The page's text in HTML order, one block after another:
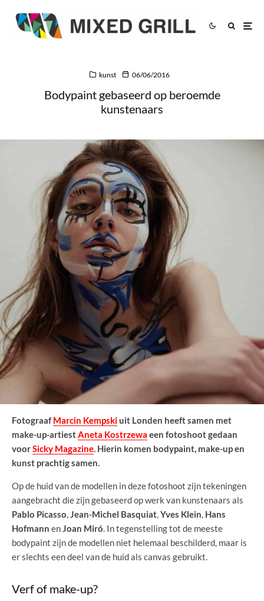
kunst 06/06/2016
Bodypaint gebaseerd op beroemde
kunstenaars
FotograafMarcin Kempskiuit Londen heeft samen met
make-up-artiestAneta Kostrzewa een fotoshoot gedaan
voorSicky Magazine. Hierin komen bodypaint, make-up en
kunst prachtig samen.
Op de huid van de modellen in deze fotoshoot zijn tekeningen
aangebracht die zijn gebaseerd op werk van kunstenaars als
Pablo Picasso,Jean-Michel Basquiat,Yves Klein, Hans
Hofmann enJoan Miró. In tegenstelling tot de meeste
bodypaint zijn de modellen niet helemaal beschilderd, maar is
er slechts een deel van de huid als canvas gebruikt.
Verf of make-up?